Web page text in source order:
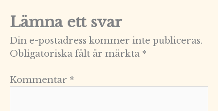
Lämna ett svar
Din e-postadress kommer inte publiceras.
Obligatoriska fält är märkta *
Kommentar *